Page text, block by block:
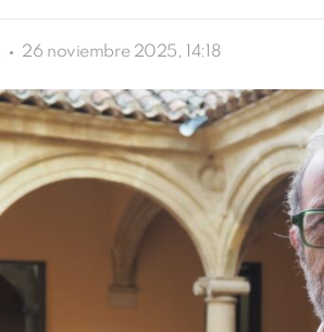
26 noviembre 2025, 14:18